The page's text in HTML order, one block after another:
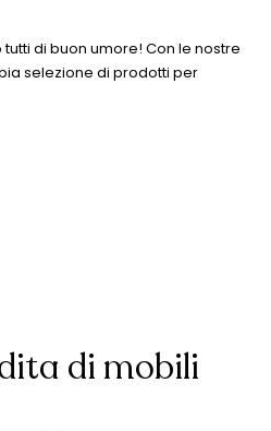
di buon umore! Con le nostre
selezione di prodotti per
di mobili